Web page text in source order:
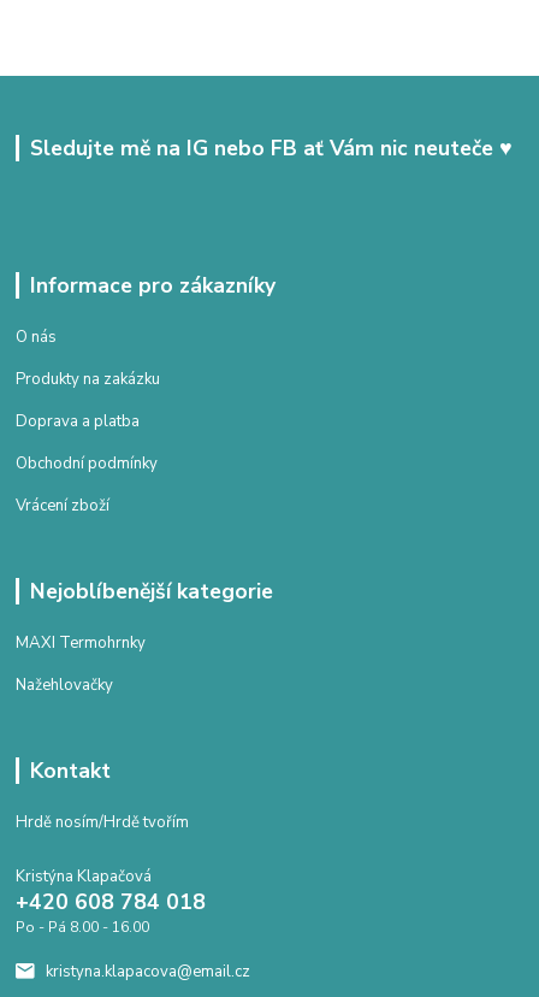
Sledujte mě na IG nebo FB ať Vám nic neuteče ♥
Informace pro zákazníky
O nás
Produkty na zakázku
Doprava a platba
Obchodní podmínky
Vrácení zboží
Nejoblíbenější kategorie
MAXI Termohrnky
Nažehlovačky
Kontakt
Hrdě nosím/Hrdě tvořím
Kristýna Klapačová
+420 608 784 018
Po - Pá 8.00 - 16.00
kristyna.klapacova@email.cz